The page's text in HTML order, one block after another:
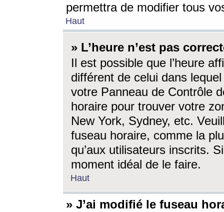
permettra de modifier tous
Haut
» L’heure n’est pas
Il est possible que l’heure
différent de celui dans
votre Panneau de Contrôle
horaire pour trouver votre
New York, Sydney, etc.
fuseau horaire, comme la
qu’aux utilisateurs inscrits.
moment idéal de le faire.
Haut
» J’ai modifié le fuseau